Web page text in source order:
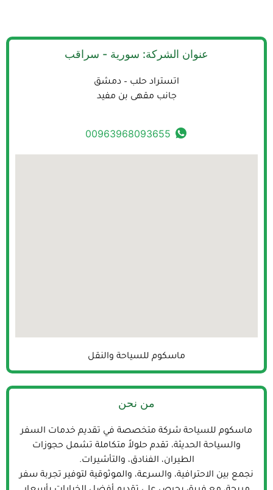
عنوان الشركة: سورية - سراقب
اتستراد حلب – دمشق
جانب مقهى بن مفيد
00963968093655
ماسكوم للسياحة والنقل
من نحن
ماسكوم للسياحة شركة متخصصة في تقديم خدمات السفر
والسياحة الحديثة، تقدم حلولاً متكاملة تشمل حجوزات
الطيران، الفنادق، والتأشيرات.
نجمع بين الاحترافية، والسرعة، والموثوقية لتوفير تجربة سفر